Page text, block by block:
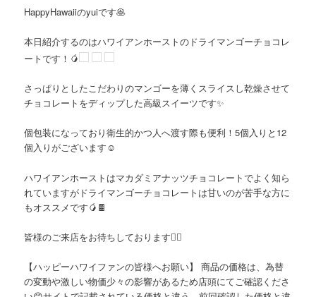
HappyHawaiiのyuiです🥞
本日紹介するのはハワイアンホーストのドライマンゴーチョコレ
ートです！🥭
さっぱりとしたこだわりのマンゴーを薄くスライスし乾燥させて
チョコレートをディップした高級スイーツです✨
個包装になっており衛生的かつ人へ渡す際も便利！5個入りと12
個入りがございます☺️
ハワイアンホーストはマカダミアナッツチョコレートでよく知ら
れていますがドライマンゴーチョコレートは甘いのが苦手な方に
もオススメです🥭🍫
皆様のご来店をお待ちしております🙇‍♀️
【ハッピーハワイファンの皆様へお願い】 商品の価格は、為替
の変動や激しい物価少々の影響があるため店頭にてご確認くださ